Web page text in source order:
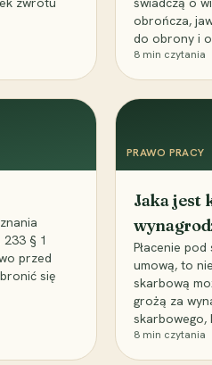
obrończa,
do obrony i
8 min czytania
§ 1
przed
się
PRAWO PRACY
Jaka jest
Płacenie
umową, to
skarbową
grożą za
skarbowego,
8 min czytania